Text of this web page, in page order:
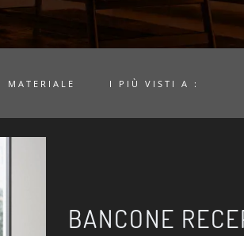
MATERIALE I PIÙ VISTI A :
BANCONE